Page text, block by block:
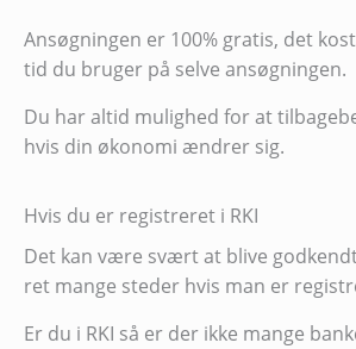
Ansøgningen er 100% gratis, det
tid du bruger på selve ansøgningen.
Du har altid mulighed for at
hvis din økonomi ændrer sig.
Hvis du er registreret i RKI
Det kan være svært at blive
ret mange steder hvis man er
Er du i RKI så er der ikke mange